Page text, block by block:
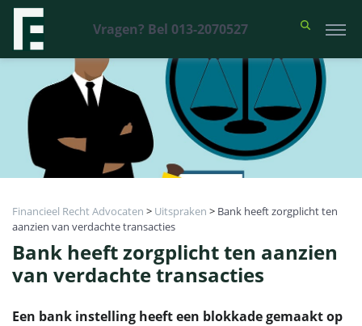
Vragen? Bel 013-2070527
Financieel Recht Advocaten > Uitspraken > Bank heeft zorgplicht ten
aanzien van verdachte transacties
Bank heeft zorgplicht ten aanzien
van verdachte transacties
Een bank instelling heeft een blokkade gemaakt op